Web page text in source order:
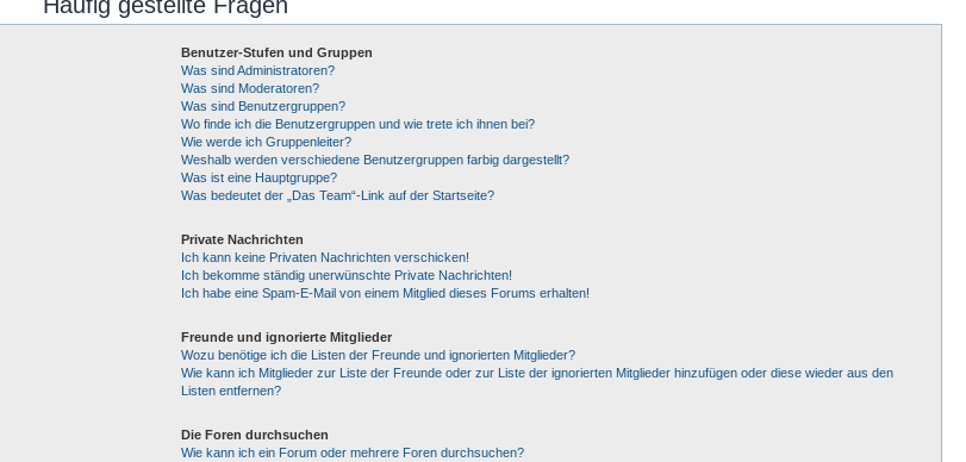
Benutzer-Stufen und Gruppen
Was sind Administratoren?
Was sind Moderatoren?
Was sind Benutzergruppen?
Wo finde ich die Benutzergruppen und wie trete ich ihnen bei?
Wie werde ich Gruppenleiter?
Weshalb werden verschiedene Benutzergruppen farbig dargestellt?
Was ist eine Hauptgruppe?
Was bedeutet der „Das Team“-Link auf der Startseite?
Private Nachrichten
Ich kann keine Privaten Nachrichten verschicken!
Ich bekomme ständig unerwünschte Private Nachrichten!
Ich habe eine Spam-E-Mail von einem Mitglied dieses Forums erhalten!
Freunde und ignorierte Mitglieder
Wozu benötige ich die Listen der Freunde und ignorierten Mitglieder?
Wie kann ich Mitglieder zur Liste der Freunde oder zur Liste der ignorierten Mitglieder hinzufügen oder diese wieder aus den
Listen entfernen?
Die Foren durchsuchen
Wie kann ich ein Forum oder mehrere Foren durchsuchen?